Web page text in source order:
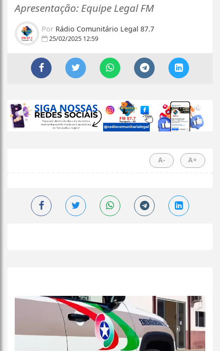
Apresentação: Equipe Legal FM
Por Rádio Comunitário Legal 87.7
25/02/2025 12:59
A- A+